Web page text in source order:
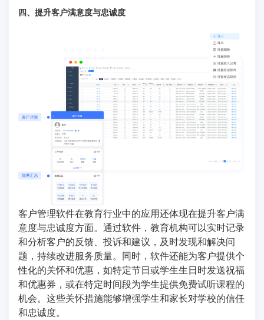
四、提升客户满意度与忠诚度
客户管理软件在教育行业中的应用还体现在提升客户满
意度与忠诚度方面。通过软件，教育机构可以实时记录
和分析客户的反馈、投诉和建议，及时发现和解决问
题，持续改进服务质量。同时，软件还能为客户提供个
性化的关怀和优惠，如特定节日或学生生日时发送祝福
和优惠券，或在特定时间段为学生提供免费试听课程的
机会。这些关怀措施能够增强学生和家长对学校的信任
和忠诚度。